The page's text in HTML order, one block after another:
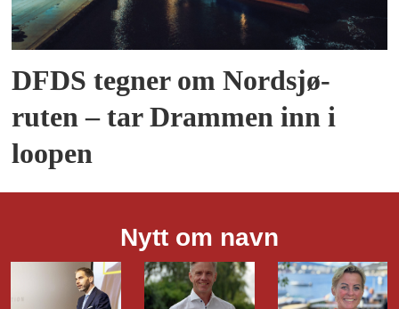
DFDS tegner om Nordsjø-
ruten – tar Drammen inn i
loopen
Nytt om navn